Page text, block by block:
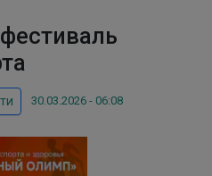
30.03.2026 - 06:08